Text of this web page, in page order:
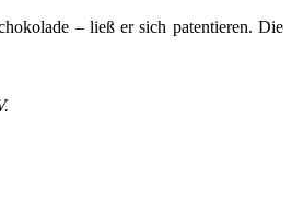
– ließ er sich patentieren. Die